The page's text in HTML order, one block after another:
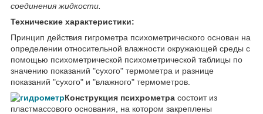
соединения жидкости.
Технические характеристики:
Принцип действия гигрометра психометрического основан на
определении относительной влажности окружающей среды с
помощью психометрической психометрической таблицы по
значению показаний "сухого" термометра и разнице
показаний "сухого" и "влажного" термометров.
Конструкция психрометра состоит из
пластмассового основания, на котором закреплены